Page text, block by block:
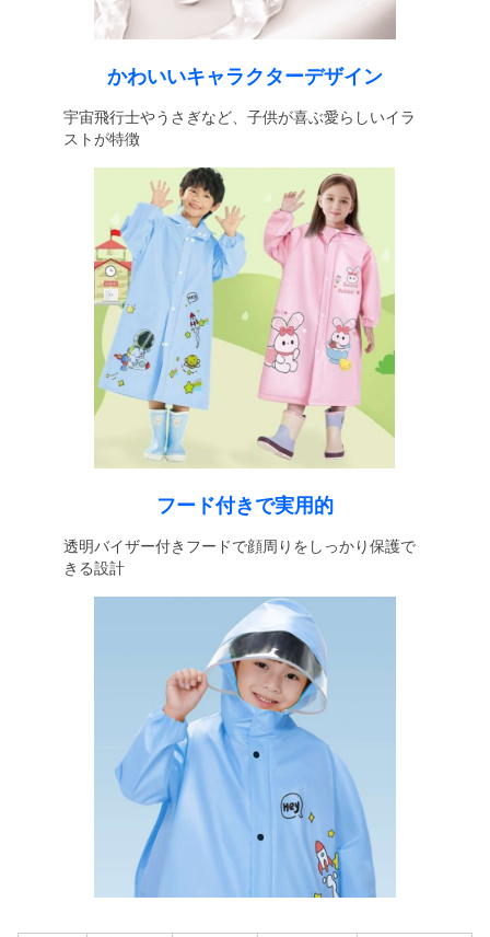
かわいいキャラクターデザイン
宇宙飛行士やうさぎなど、子供が喜ぶ愛らしいイラ
ストが特徴
フード付きで実用的
透明バイザー付きフードで顔周りをしっかり保護で
きる設計